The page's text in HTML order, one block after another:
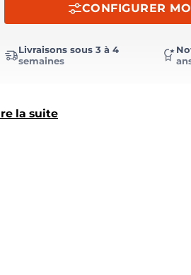
la suite
CONFIGURER
Livraisons sous 3 à 4
semaines